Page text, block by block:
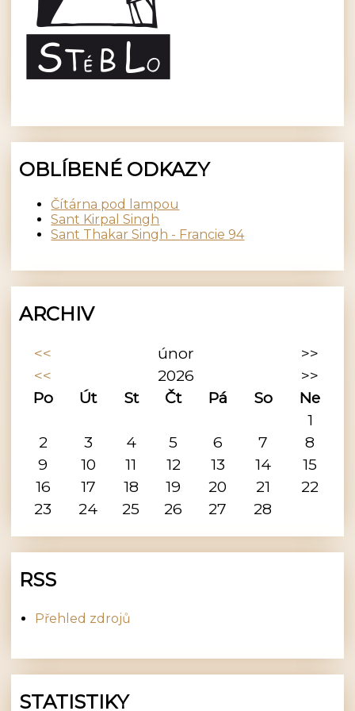
OBLÍBENÉ ODKAZY
Čítárna pod lampou
Sant Kirpal Singh
Sant Thakar Singh - Francie 94
ARCHIV
<< únor
>>
<<
2026
>>
Po
Út St Čt Pá So
Ne
1
2
3 4 5 6 7
8
9
10 11 12 13 14
15
16
17 18 19 20 21
22
23
24 25 26 27 28
RSS
Přehled zdrojů
STATISTIKY